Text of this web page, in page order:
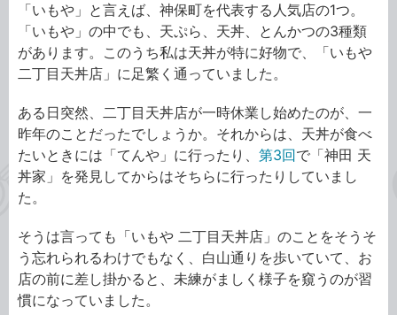
「いもや」と言えば、神保町を代表する人気店の1つ。
「いもや」の中でも、天ぷら、天丼、とんかつの3種類
があります。このうち私は天丼が特に好物で、「いもや
二丁目天丼店」に足繁く通っていました。
ある日突然、二丁目天丼店が一時休業し始めたのが、一
昨年のことだったでしょうか。それからは、天丼が食べ
たいときには「てんや」に行ったり、 第3回で「神田 天
丼家」を発見してからはそちらに行ったりしていまし
た。
そうは言っても「いもや 二丁目天丼店」のことをそうそ
う忘れられるわけでもなく、白山通りを歩いていて、お
店の前に差し掛かると、未練がましく様子を窺うのが習
慣になっていました。